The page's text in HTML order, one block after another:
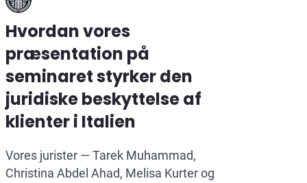
Hvordan vores
præsentation på
seminaret styrker den
juridiske beskyttelse af
klienter i Italien
Vores jurister — Tarek Muhammad,
Christina Abdel Ahad, Melisa Kurter og